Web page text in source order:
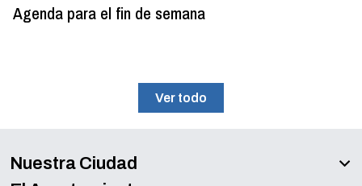
Agenda para el fin de semana
Ver todo
Nuestra Ciudad